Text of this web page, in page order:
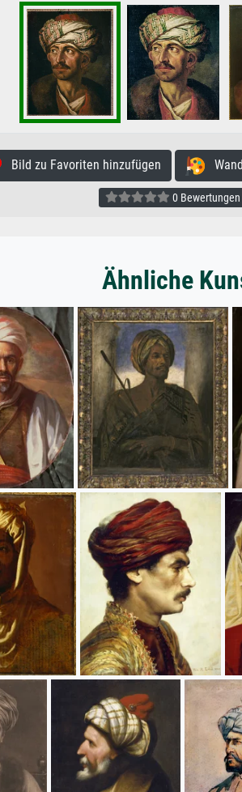
Bild zu Favoriten hinzufügen
0 Bewertungen
Ähnliche